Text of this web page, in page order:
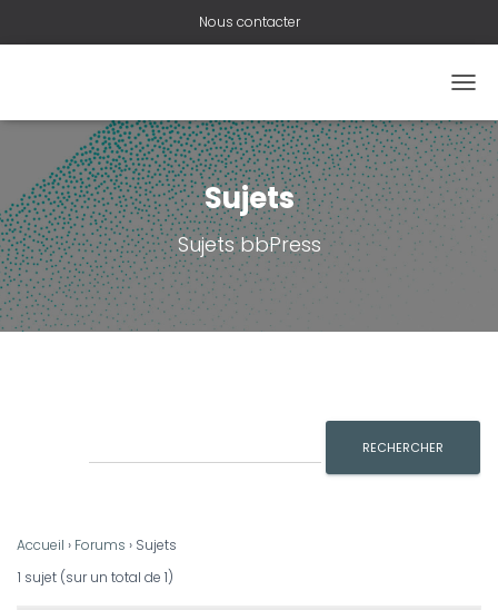
Nous contacter
Sujets
Sujets bbPress
Accueil › Forums › Sujets
1 sujet (sur un total de 1)